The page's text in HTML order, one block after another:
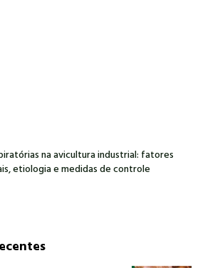
na avicultura industrial: fatores
etiologia e medidas de controle